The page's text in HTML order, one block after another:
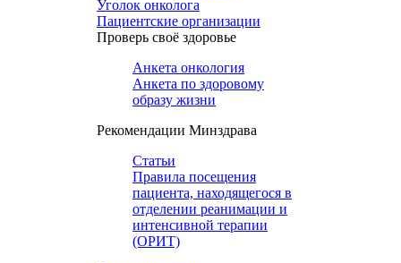
Уголок онколога
Пациентские организации
Проверь своё здоровье
Анкета онкология
Анкета по здоровому
образу жизни
Рекомендации Минздрава
Статьи
Правила посещения
пациента, находящегося в
отделении реанимации и
интенсивной терапии
(ОРИТ)